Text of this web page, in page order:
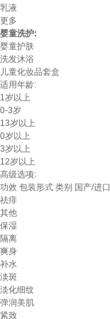
乳液
更多
婴童洗护:
婴童护肤
洗发沐浴
儿童化妆品套盒
适用年龄:
1岁以上
0-3岁
13岁以上
0岁以上
3岁以上
12岁以上
高级选项:
功效 包装形式 类别 国产/进口
祛痱
其他
保湿
隔离
爽身
补水
淡斑
淡化细纹
弹润美肌
紧致